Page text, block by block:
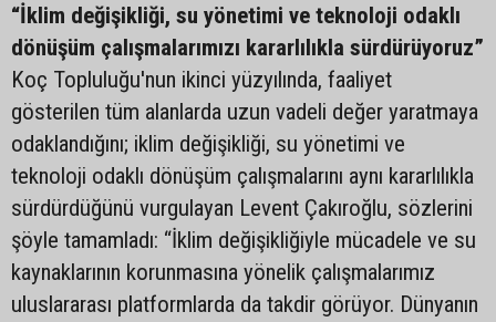
“İklim değişikliği, su yönetimi ve teknoloji odaklı
dönüşüm çalışmalarımızı kararlılıkla sürdürüyoruz”
Koç Topluluğu'nun ikinci yüzyılında, faaliyet
gösterilen tüm alanlarda uzun vadeli değer yaratmaya
odaklandığını; iklim değişikliği, su yönetimi ve
teknoloji odaklı dönüşüm çalışmalarını aynı kararlılıkla
sürdürdüğünü vurgulayan Levent Çakıroğlu, sözlerini
şöyle tamamladı: “İklim değişikliğiyle mücadele ve su
kaynaklarının korunmasına yönelik çalışmalarımız
uluslararası platformlarda da takdir görüyor. Dünyanın